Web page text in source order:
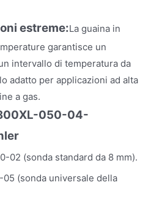
estreme:La guaina in
garantisce un
intervallo di temperatura da
adatto per applicazioni ad alta
a gas.
050-04-
02 (sonda standard da 8 mm).
(sonda universale della